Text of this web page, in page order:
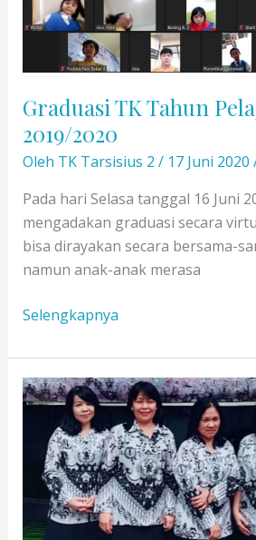
Graduasi TK Tahun
2019/2020
Oleh TK Tarsisius 2 / 17 Juni 2020
Pada hari Selasa tanggal 16 Juni
mengadakan graduasi secara
bisa dirayakan secara bersama-
namun anak-anak merasa
Graduasi
Tahun
Pelajaran
2019/2020
Selengkapnya